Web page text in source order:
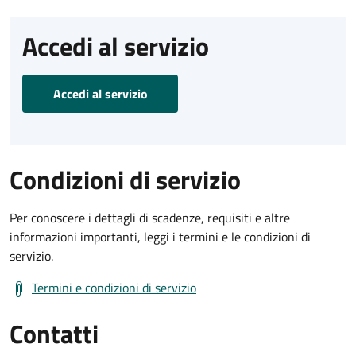
Accedi al servizio
Accedi al servizio
Condizioni di servizio
Per conoscere i dettagli di scadenze, requisiti e altre
informazioni importanti, leggi i termini e le condizioni di
servizio.
Termini e condizioni di servizio
Contatti